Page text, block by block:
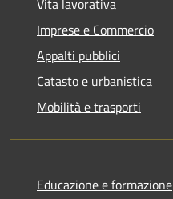
Vita lavorativa
Imprese e Commercio
Appalti pubblici
Catasto e urbanistica
Mobilità e trasporti
Educazione e formazione